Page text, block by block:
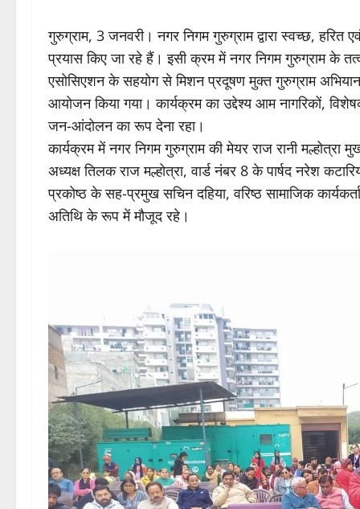
गुरुग्राम, 3 जनवरी। नगर निगम गुरुग्राम द्वारा स्वच्छ,
प्रयास किए जा रहे हैं। इसी क्रम में नगर निगम गुरुग्राम के
एसोसिएशन के सहयोग से मिशन प्रदूषण मुक्त गुरुग्राम
आयोजन किया गया। कार्यक्रम का उद्देश्य आम नागरिकों,
जन-आंदोलन का रूप देना रहा।
कार्यक्रम में नगर निगम गुरुग्राम की मेयर राज रानी
अध्यक्ष तिलक राज मल्होत्रा, वार्ड नंबर 8 के पार्षद नरेश
प्रकोष्ठ के सह-प्रमुख सचिन दहिया, वरिष्ठ सामाजिक
अतिथि के रूप में मौजूद रहे।